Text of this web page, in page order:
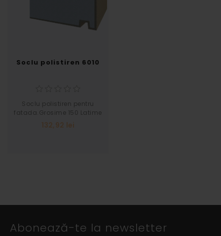
Soclu polistiren 6010
Soclu polistiren pentru
fatada.Grosime 150 Latime
97
132,92 lei
Abonează-te la newsletter